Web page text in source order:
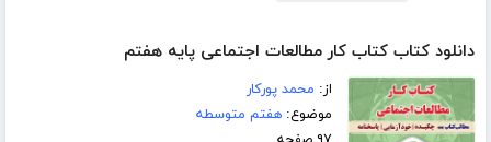
دانلود کتاب کتاب کار مطالعات اجتماعی پایه هفتم
از: محمد پورکار
موضوع:هفتم متوسطه